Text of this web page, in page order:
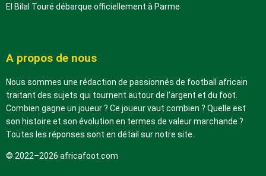
El Bilal Touré débarque officiellement à Parme
A propos de nous
Nous sommes une rédaction de passionnés de football africain
traitant des sujets qui tournent autour de l’argent et du foot.
Combien gagne un joueur ? Ce joueur vaut combien ? Quelle est
son histoire et son évolution en termes de valeur marchande ?
Toutes les réponses sont en détail sur notre site.
© 2022–2026 africafoot.com